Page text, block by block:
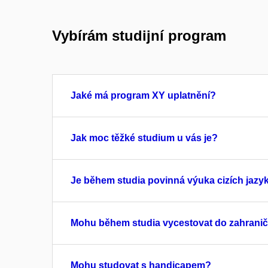
Vybírám studijní program
Jaké má program XY uplatnění?
Jak moc těžké studium u vás je?
Je během studia povinná výuka cizích
Mohu během studia vycestovat do
Mohu studovat s handicapem?